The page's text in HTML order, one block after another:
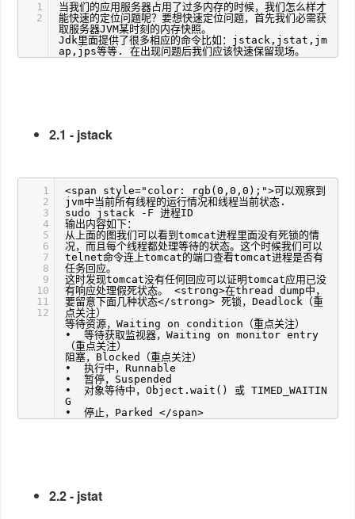
1
2
当我们的应用服务器占用了过多内存的时候，我们怎么样才
能快速的定位问题呢？要想快速定位问题，首先我们必需获
取服务器JVM某时刻的内存快照。
Jdk里面提供了很多相应的命令比如：jstack,jstat,jm
ap,jps等等. 在出现问题后我们应该快速保留现场。
2.1 - jstack
1
2
3
4
5
6
7
8
9
10
11
12
<span style="color: rgb(0,0,0);">可以观察到
jvm中当前所有线程的运行情况和线程当前状态.
sudo jstack -F 进程ID
输出内容如下：
从上面的图我们可以看到tomcat进程里面没有死锁的情
况，而且每个线程都处理等待的状态。这个时候我们可以
telnet命令连上tomcat的端口查看tomcat进程是否有
任务回应。
这时发现tomcat没有任何回应可以证明tomcat应用已没
有响应处理假死状态。 <strong>在thread dump中，
要留意下面几种状态</strong> 死锁，Deadlock（重
点关注）
等待资源，Waiting on condition（重点关注）
• 等待获取监视器，Waiting on monitor entry
（重点关注）
阻塞，Blocked（重点关注）
• 执行中，Runnable
• 暂停，Suspended
• 对象等待中，Object.wait() 或 TIMED_WAITIN
G
• 停止，Parked </span>
2.2 - jstat